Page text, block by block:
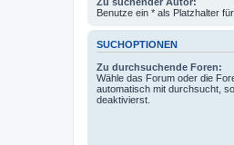
Benutze ein * als Platzhalter
SUCHOPTIONEN
Zu durchsuchende Foren:
Wähle das Forum oder die
automatisch mit durchsucht,
deaktivierst.